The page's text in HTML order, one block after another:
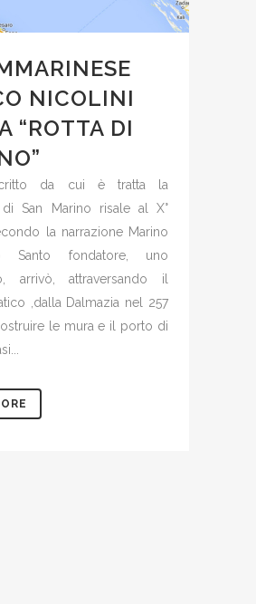
NICOLINI
“ROTTA DI
da cui è tratta la
di San Marino risale al X°
la narrazione Marino
Santo fondatore, uno
arrivò, attraversando il
,dalla Dalmazia nel 257
le mura e il porto di